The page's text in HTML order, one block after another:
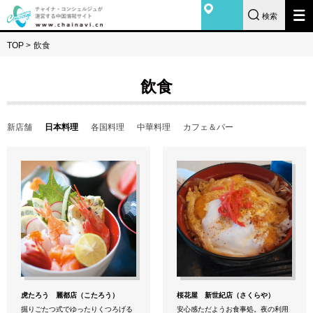
検索
TOP > 飲食
飲食
新店舗 日本料理 各国料理 中華料理 カフェ＆バー
虎たろう 麗都店（こたろう）
掘りごたつ式でゆったりくつろげる
桜花屋 新世紀店（さくらや）
安心感ただようお食事処。夜の利用